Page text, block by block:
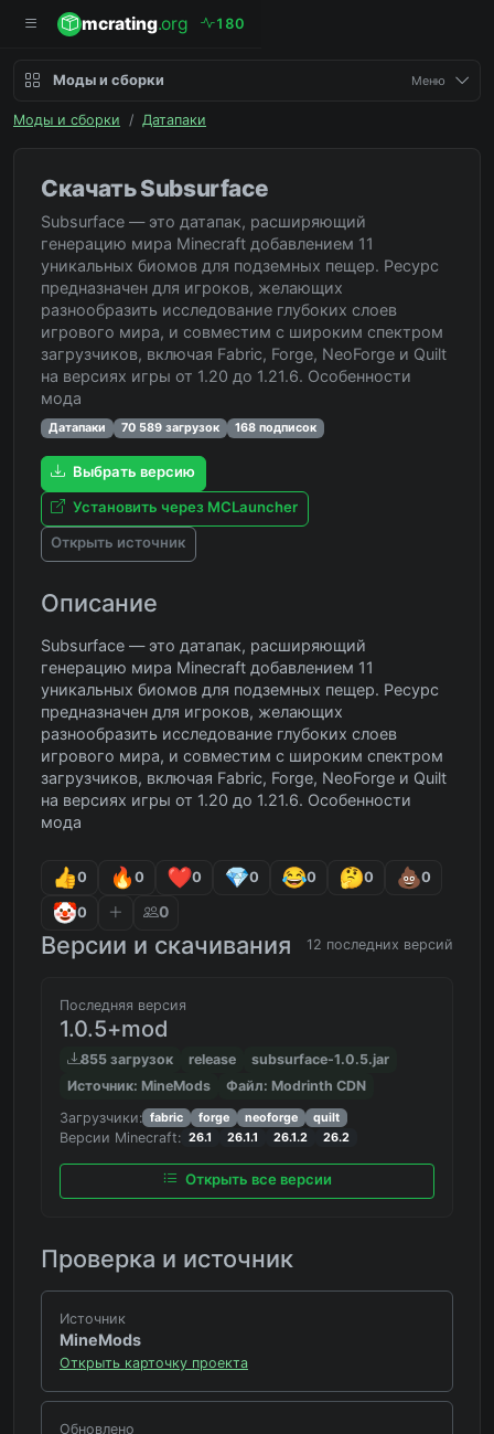
mcrating.org 1 80
Моды и сборки Меню
Моды и сборки / Датапаки
Скачать Subsurface
Subsurface — это датапак, расширяющий
генерацию мира Minecraft добавлением 11
уникальных биомов для подземных пещер. Ресурс
предназначен для игроков, желающих
разнообразить исследование глубоких слоев
игрового мира, и совместим с широким спектром
загрузчиков, включая Fabric, Forge, NeoForge и Quilt
на версиях игры от 1.20 до 1.21.6. Особенности
мода
Датапаки 70 589 загрузок 168 подписок
Выбрать версию
Установить через MCLauncher
Открыть источник
Описание
Subsurface — это датапак, расширяющий
генерацию мира Minecraft добавлением 11
уникальных биомов для подземных пещер. Ресурс
предназначен для игроков, желающих
разнообразить исследование глубоких слоев
игрового мира, и совместим с широким спектром
загрузчиков, включая Fabric, Forge, NeoForge и Quilt
на версиях игры от 1.20 до 1.21.6. Особенности
мода
0 0 0 0 0 0 0
0 0
Версии и скачивания 12 последних версий
Последняя версия
1.0.5+mod
855 загрузок release
subsurface-1.0.5.jar
Источник: MineMods
Файл: Modrinth CDN
Загрузчики: fabric forge neoforge quilt
Версии Minecraft: 26.1 26.1.1 26.1.2 26.2
Открыть все версии
Проверка и источник
Источник
MineMods
Открыть карточку проекта
Обновлено